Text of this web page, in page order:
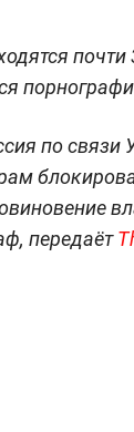
почти
по связи
передаёт